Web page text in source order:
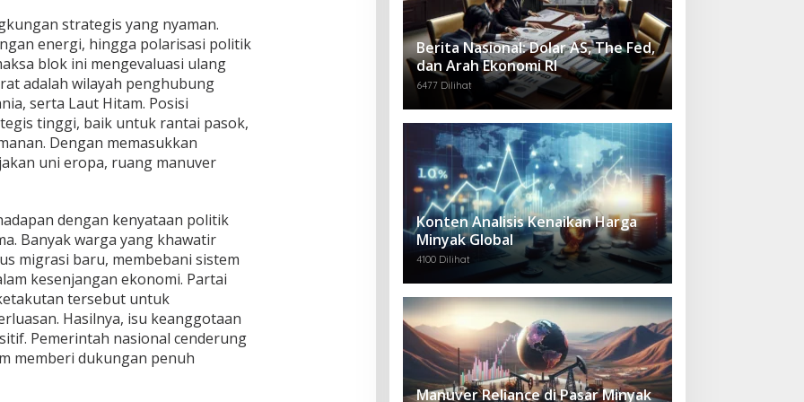
strategis yang nyaman.
energi, hingga polarisasi politik
blok ini mengevaluasi ulang
adalah wilayah penghubung
serta Laut Hitam. Posisi
tinggi, baik untuk rantai pasok,
Dengan memasukkan
uni eropa, ruang manuver
dengan kenyataan politik
Banyak warga yang khawatir
migrasi baru, membebani sistem
kesenjangan ekonomi. Partai
tersebut untuk
Hasilnya, isu keanggotaan
Pemerintah nasional cenderung
memberi dukungan penuh
Berita Nasional: Dolar AS, The Fed,
dan Arah Ekonomi RI
6477 Dilihat
Konten Analisis Kenaikan Harga
Minyak Global
4100 Dilihat
Manuver Reliance di Pasar Minyak